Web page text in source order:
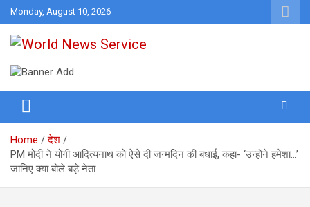
Skip
to
content
Monday, August 10, 2026
World News Service
Home
देश
PM मोदी ने योगी आदित्यनाथ को ऐसे दी जन्मदिन की बधाई, कहा- ‘उन्होंने हमेशा…’
जानिए क्या बोले बड़े नेता